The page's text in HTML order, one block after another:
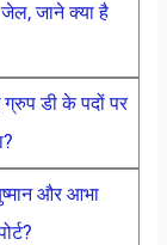
जेल, जाने क्या है
डी के पदों पर
और आभा